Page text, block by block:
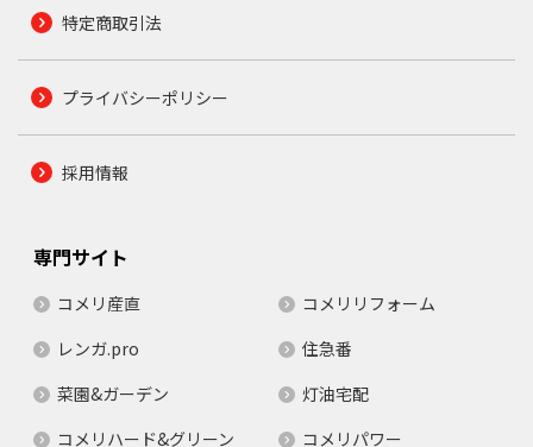
特定商取引法
プライバシーポリシー
採用情報
専門サイト
コメリ産直
コメリリフォーム
レンガ.pro
住急番
菜園&ガーデン
灯油宅配
コメリハード&グリーン
コメリパワー